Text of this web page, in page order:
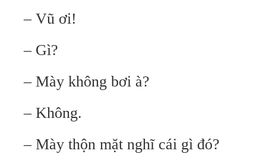
– Vũ ơi!
– Gì?
– Mày không bơi à?
– Không.
– Mày thộn mặt nghĩ cái gì đó?